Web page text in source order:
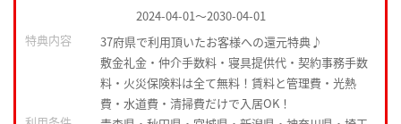
2024-04-01～2030-04-01
特典内容
37府県で利用頂いたお客様への還元特典♪
敷金礼金・仲介手数料・寝具提供代・契約事務手数
料・火災保険料は全て無料！賃料と管理費・光熱
費・水道費・清掃費だけで入居OK！